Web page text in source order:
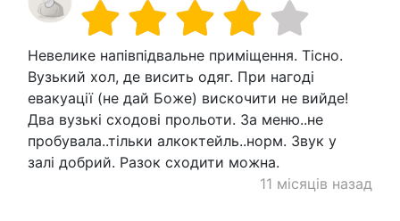
Невелике напівпідвальне приміщення. Тісно.
Вузький хол, де висить одяг. При нагоді
евакуації (не дай Боже) вискочити не вийде!
Два вузькі сходові прольоти. За меню..не
пробувала..тільки алкоктейль..норм. Звук у
залі добрий. Разок сходити можна.
11 місяців назад